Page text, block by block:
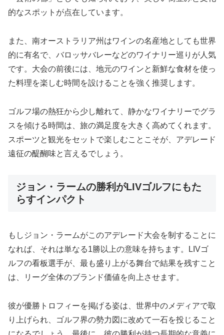
的なスポットが点在しています。
また、南オーストラリア州はワインの名産地としても世界
的に有名で、バロッサバレーなどのワイナリー巡りが人気
です。大会の前後には、地元のワインと新鮮な食材を使っ
た料理を楽しむ時間を設けることを強く推奨します。
ゴルフ場の熱狂から少し離れて、静かなワイナリーでグラ
スを傾ける時間は、旅の満足度を大きく高めてくれます。
スポーツと観光をセットで楽しむことこそが、アデレード
遠征の醍醐味と言えるでしょう。
ジョン・ラームの勝利がLIVゴルフにもた
らすインパクト
もしジョン・ラームがこのアデレード大会を制することに
なれば、それは単なる1勝以上の意味を持ちます。LIVゴ
ルフの看板選手が、最も盛り上がる舞台で結果を残すこと
は、リーグ全体のブランド価値を向上させます。
彼が優勝トロフィーを掲げる姿は、世界中のメディアで取
り上げられ、ゴルフ界の勢力図に改めて一石を投じること